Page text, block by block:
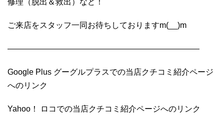
ご来店をスタッフ一同お待ちしておりますm(__)m
————————————————————————
Google Plus グーグルプラスでの当店クチコミ紹介ページ
へのリンク
Yahoo！ ロコでの当店クチコミ紹介ページへのリンク